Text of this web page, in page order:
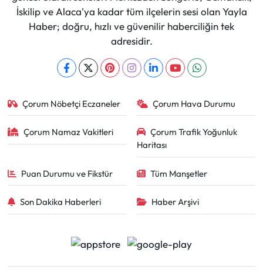
İskilip ve Alaca'ya kadar tüm ilçelerin sesi olan Yayla
Haber; doğru, hızlı ve güvenilir haberciliğin tek
adresidir.
Çorum Nöbetçi Eczaneler Çorum Hava Durumu
Çorum Namaz Vakitleri
Çorum Trafik Yoğunluk
Haritası
Puan Durumu ve Fikstür Tüm Manşetler
Son Dakika Haberleri Haber Arşivi